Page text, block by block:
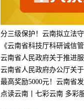
分三级保护！云南拟立法
《云南省科技厅科研诚信
意见
云南省人民政府关于推进
的实
云南省人民政府办公厅关
中国
最高奖励5000元！云南省
物违
点读云南丨七彩云南 多彩